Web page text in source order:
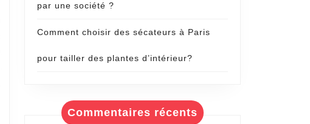
par une société ?
Comment choisir des sécateurs à Paris
pour tailler des plantes d’intérieur?
Commentaires récents